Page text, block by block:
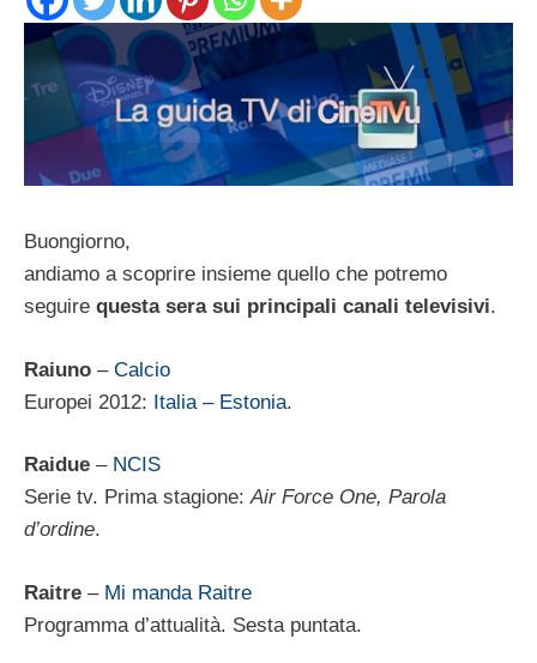
Buongiorno,
andiamo a scoprire insieme quello che potremo
seguire questa sera sui principali canali televisivi.
Raiuno – Calcio
Europei 2012: Italia – Estonia.
Raidue – NCIS
Serie tv. Prima stagione:Air Force One, Parola
d’ordine.
Raitre – Mi manda Raitre
Programma d’attualità. Sesta puntata.